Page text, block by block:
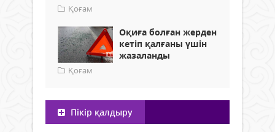
Қоғам
Оқиға болған жерден
кетіп қалғаны үшін
жазаланды
Қоғам
Пікір қалдыру